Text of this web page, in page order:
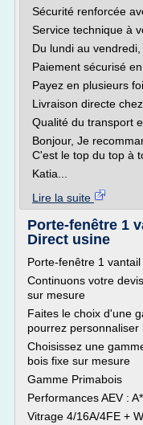
Sécurité renforcée
Service technique à
Du lundi au
Paiement sécurisé
Payez en plusieurs
Livraison directe
Qualité du transport
Bonjour, Je
C'est le top du top à
Katia...
Lire la suite
Porte-fenêtre 1
Direct usine
Porte-fenêtre 1
Continuons votre
sur mesure
Faites le choix d'une
pourrez
Choisissez une
bois fixe sur mesure
Gamme Primabois
Performances AEV :
Vitrage 4/16A/4FE +